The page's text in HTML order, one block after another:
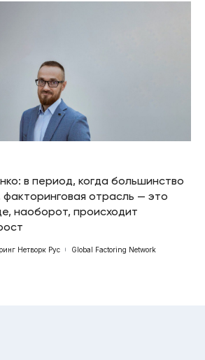
в период, когда большинство
факторинговая отрасль — это
наоборот, происходит
Нетворк Рус Global Factoring Network